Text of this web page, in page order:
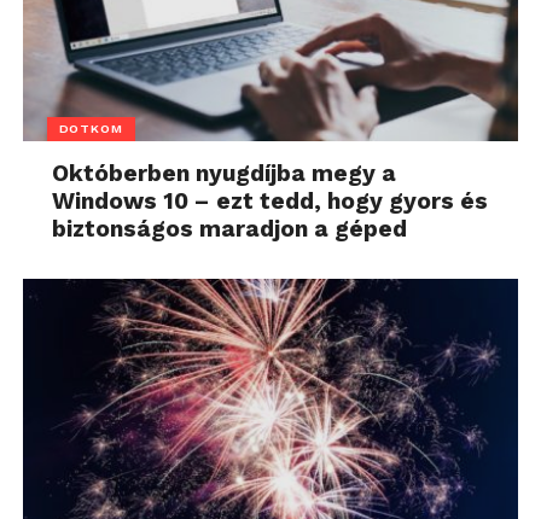
DOTKOM
Októberben nyugdíjba megy a
Windows 10 – ezt tedd, hogy gyors és
biztonságos maradjon a géped